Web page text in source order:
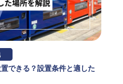
できる？設置条件と適した